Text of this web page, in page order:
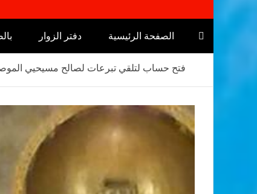
الصفحة الرئيسية دفتر الزوار
فتح حساب لتلقي تبرعات لصالح مسيحيي